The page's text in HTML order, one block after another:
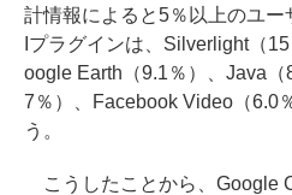
計情報によると5％以上のユ
Iプラグインは、Silverlight（
oogle Earth（9.1％）、Java（
7％）、Facebook Video（6.0
う。
こうしたことから、Google